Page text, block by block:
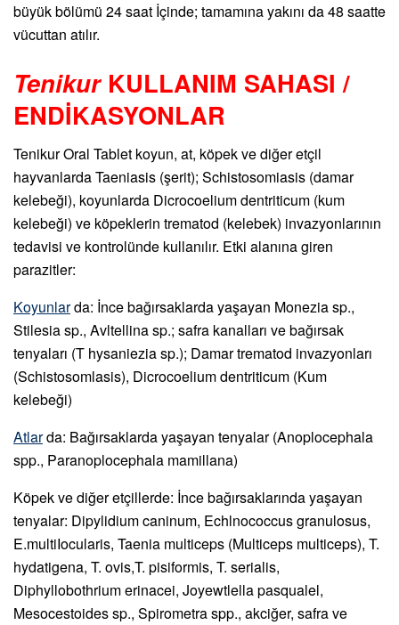
büyük bölümü 24 saat İçinde; tamamına yakını da 48 saatte
vücuttan atılır.
TenikurKULLANIM SAHASI /
ENDİKASYONLAR
Tenikur Oral Tablet koyun, at, köpek ve diğer etçil
hayvanlarda Taeniasis (şerit); Schistosomiasis (damar
kelebeği), koyunlarda Dicrocoelium dentriticum (kum
kelebeği) ve köpeklerin trematod (kelebek) invazyonlarının
tedavisi ve kontrolünde kullanılır. Etki alanına giren
parazitler:
Koyunlarda: İnce bağırsaklarda yaşayan Monezia sp.,
Stilesia sp., Avltellina sp.; safra kanalları ve bağırsak
tenyaları (T hysaniezia sp.); Damar trematod invazyonları
(Schistosomlasis), Dicrocoelium dentriticum (Kum
kelebeği)
Atlarda: Bağırsaklarda yaşayan tenyalar (Anoplocephala
spp., Paranoplocephala mamillana)
Köpek ve diğer etçillerde: İnce bağırsaklarında yaşayan
tenyalar: Dipylidium caninum, Echlnococcus granulosus,
E.multiIocularis, Taenia multiceps (Multiceps multiceps), T.
hydatigena, T. ovis,T. pisiformis, T. serialis,
Diphyllobothrium erinacei, Joyewtlella pasqualel,
Mesocestoides sp., Spirometra spp., akciğer, safra ve